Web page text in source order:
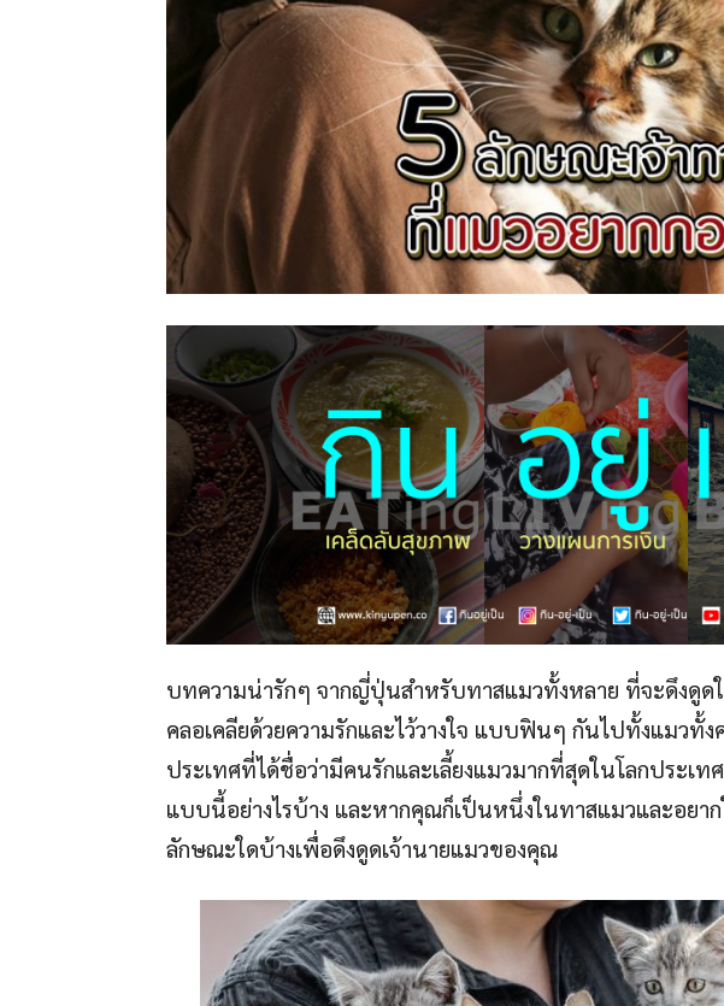
บทความน่ารักๆ จากญี่ปุ่นสำหรับทาสแมวทั้งหลาย ที่จะดึงดูด
คลอเคลียด้วยความรักและไว้วางใจ แบบฟินๆ กันไปทั้งแมวทั้
ประเทศที่ได้ชื่อว่ามีคนรักและเลี้ยงแมวมากที่สุดในโลกประเท
แบบนี้อย่างไรบ้าง และหากคุณก็เป็นหนึ่งในทาสแมวและอยา
ลักษณะใดบ้างเพื่อดึงดูดเจ้านายแมวของคุณ